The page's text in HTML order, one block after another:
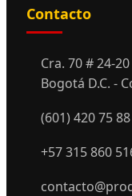
Contacto
Cra. 70 # 24-
Bogotá D.C. -
(601) 420 75 88
+57 315 860